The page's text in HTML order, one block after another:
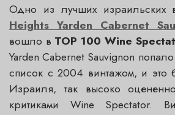
Одно из лучших израильских
Heights Yarden Cabernet
вошло в TOP 100 Wine
Yarden Cabernet Sauvignon
список с 2004 винтажом, и это
Израиля, так высоко
критиками Wine Spectator.